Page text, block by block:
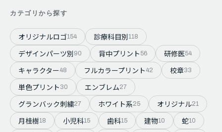
カテゴリから探す
オリジナルロゴ154 診療科目別118
デザインパーツ別 90 背中プリント 56 研修医54
キャラクター48 フルカラープリント 42 校章33
単色プリント 30 エンブレム27
グランバック刺繍27 ホワイト系25 オリジナル21
月桂樹18 小児科15 歯科15 建物10 蛇10